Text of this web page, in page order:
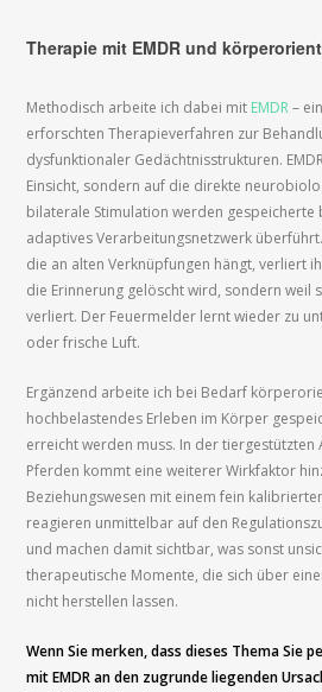
Therapie mit EMDR und
Methodisch arbeite ich dabei mit EMDR–
erforschten Therapieverfahren zur
dysfunktionaler Gedächtnisstrukturen.
Einsicht, sondern auf die direkte
bilaterale Stimulation werden gespeicherte
adaptives Verarbeitungsnetzwerk
die an alten Verknüpfungen hängt, verliert
die Erinnerung gelöscht wird, sondern weil
verliert. Der Feuermelder lernt wieder zu
oder frische Luft.
Ergänzend arbeite ich bei Bedarf
hochbelastendes Erleben im Körper
erreicht werden muss. In der
Pferden kommt eine weiterer Wirkfaktor
Beziehungswesen mit einem fein
reagieren unmittelbar auf den
und machen damit sichtbar, was sonst
therapeutische Momente, die sich über
nicht herstellen lassen.
Wenn Sie merken, dass dieses Thema Sie
mit EMDR an den zugrunde liegenden